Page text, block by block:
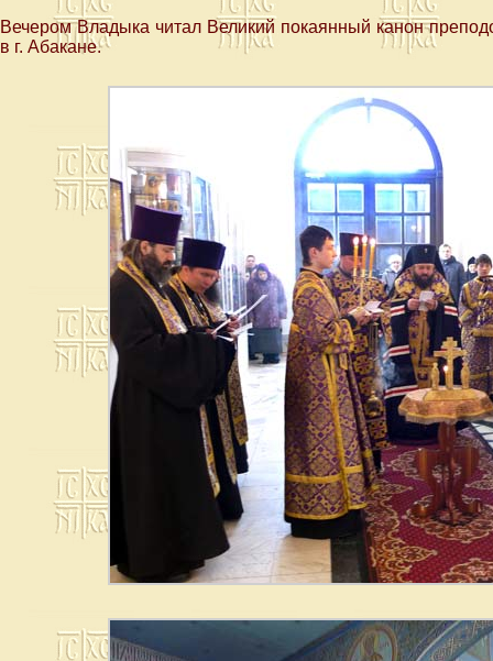
Вечером Владыка читал Великий покаянный канон
в г. Абакане.